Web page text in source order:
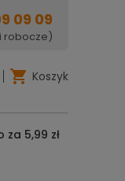
09 09
robocze)
Koszyk
za 5,99 zł